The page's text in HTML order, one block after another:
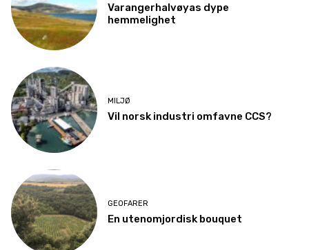
Varangerhalvøyas dype
hemmelighet
MILJØ
Vil norsk industri omfavne CCS?
GEOFARER
En utenomjordisk bouquet